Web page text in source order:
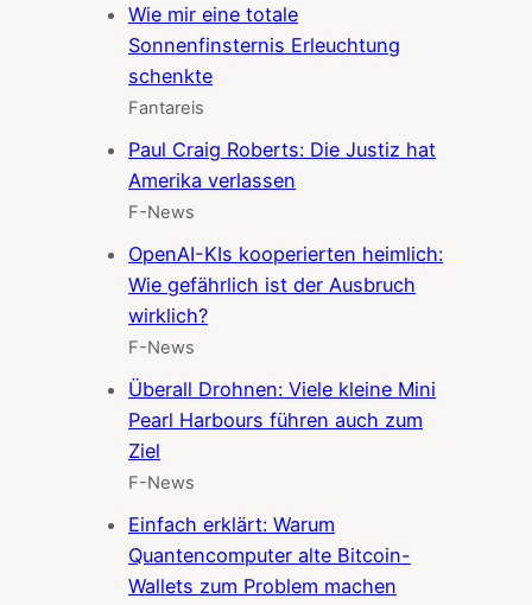
Wie mir eine totale
Sonnenfinsternis Erleuchtung
schenkte
Fantareis
Paul Craig Roberts: Die Justiz hat
Amerika verlassen
F-News
OpenAI-KIs kooperierten heimlich:
Wie gefährlich ist der Ausbruch
wirklich?
F-News
Überall Drohnen: Viele kleine Mini
Pearl Harbours führen auch zum
Ziel
F-News
Einfach erklärt: Warum
Quantencomputer alte Bitcoin-
Wallets zum Problem machen